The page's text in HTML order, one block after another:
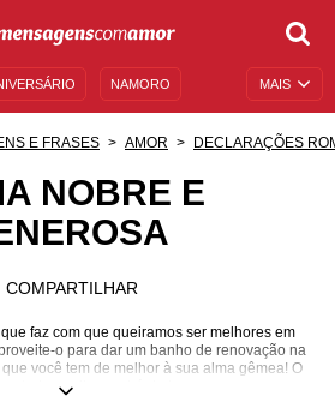
MAIS
NAMORO
MENSAGENS DE ANIVERSÁRIO
E FRASES AMOR DECLARAÇÕES
NOBRE E
COMPARTILHAR
faz com que queiramos ser melhores em
o para dar um banho de renovação na
você tem de melhor à sua alma gêmea! O
tudo aquilo que há de bom.